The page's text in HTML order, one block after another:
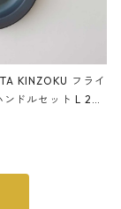
KINZOKU フライ
ドルセット L 24c
応 鉄フライパン